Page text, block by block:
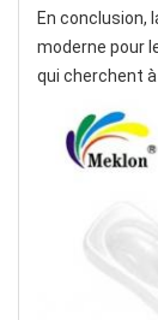
En conclusion,
moderne pour
qui cherchent